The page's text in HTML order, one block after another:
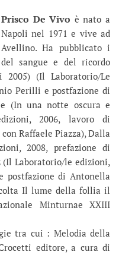
Prisco De Vivo è nato a
Napoli nel 1971 e vive ad
Avellino. Ha pubblicato i
sangue e del ricordo
2005) (Il Laboratorio/Le
Perilli e postfazione di
(In una notte oscura e
2006, lavoro di
Raffaele Piazza), Dalla
2008, prefazione di
(Il Laboratorio/le edizioni,
postfazione di Antonella
Il lume della follia il
Minturnae XXIII
tra cui : Melodia della
editore, a cura di